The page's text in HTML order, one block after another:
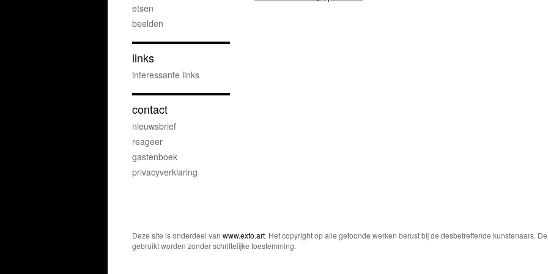
etsen
beelden
links
interessante links
contact
nieuwsbrief
reageer
gastenboek
privacyverklaring
Deze site is onderdeel van www.exto.art. Het copyright op alle getoonde werken berust bij de desbetreffende kunstenaars.
gebruikt worden zonder schriftelijke toestemming.